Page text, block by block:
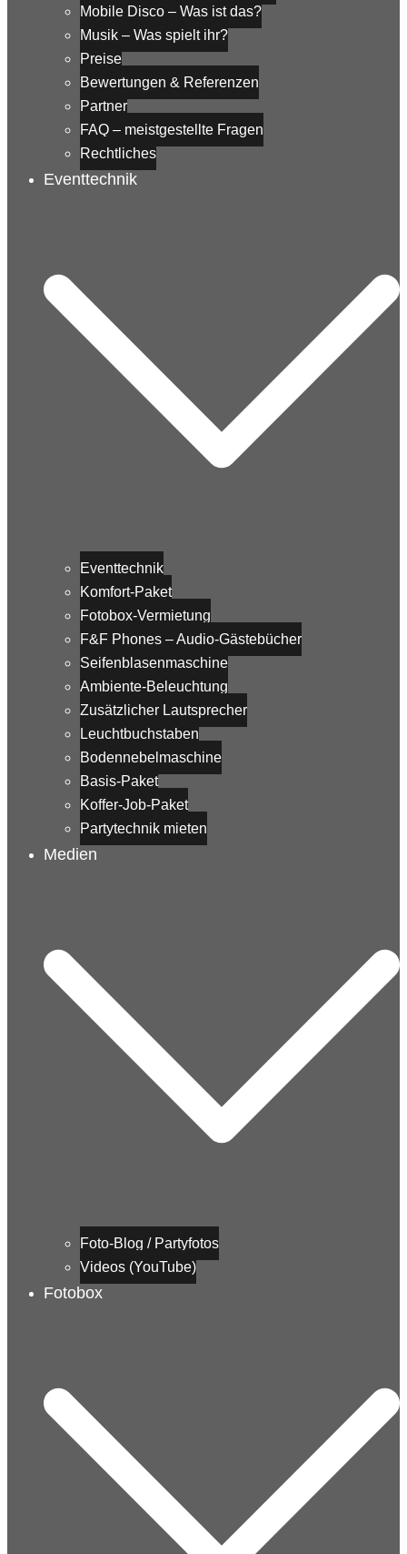
Mobile Disco – Was ist das?
Musik – Was spielt ihr?
Preise
Bewertungen & Referenzen
Partner
FAQ – meistgestellte Fragen
Rechtliches
Eventtechnik
Eventtechnik
Komfort-Paket
Fotobox-Vermietung
F&F Phones – Audio-Gästebücher
Seifenblasenmaschine
Ambiente-Beleuchtung
Zusätzlicher Lautsprecher
Leuchtbuchstaben
Bodennebelmaschine
Basis-Paket
Koffer-Job-Paket
Partytechnik mieten
Medien
Foto-Blog / Partyfotos
Videos (YouTube)
Fotobox